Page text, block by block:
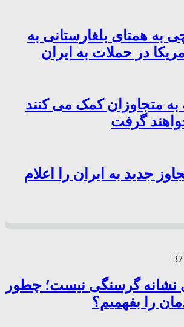
به همتای بلغارستانی به
در حملات به ایران
متجاوزان کمک می کنند
گرفت
جدید به ایران را اعلام
37
نشانه گرسنگی نیست؛ چطور
را بفهمیم؟